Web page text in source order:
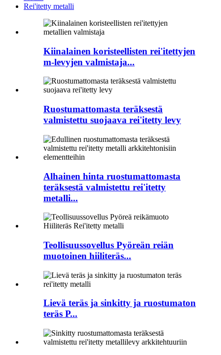
Rei'itetty metalli
Kiinalainen koristeellisten rei'itettyjen
m-levyjen valmistaja...
Ruostumattomasta teräksestä
valmistettu suojaava rei'itetty levy
Alhainen hinta ruostumattomasta
teräksestä valmistettu rei'itetty
metalli...
Teollisuussovellus Pyöreän reiän
muotoinen hiiliteräs...
Lievä teräs ja sinkitty ja ruostumaton
teräs P...